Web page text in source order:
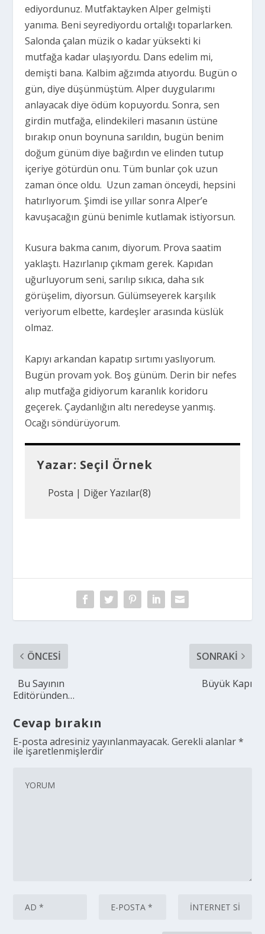
ediyordunuz. Mutfaktayken Alper gelmişti
yanıma. Beni seyrediyordu ortalığı toparlarken.
Salonda çalan müzik o kadar yüksekti ki
mutfağa kadar ulaşıyordu. Dans edelim mi,
demişti bana. Kalbim ağzımda atıyordu. Bugün o
gün, diye düşünmüştüm. Alper duygularımı
anlayacak diye ödüm kopuyordu. Sonra, sen
girdin mutfağa, elindekileri masanın üstüne
bırakıp onun boynuna sarıldın, bugün benim
doğum günüm diye bağırdın ve elinden tutup
içeriye götürdün onu. Tüm bunlar çok uzun
zaman önce oldu. Uzun zaman önceydi, hepsini
hatırlıyorum. Şimdi ise yıllar sonra Alper’e
kavuşacağın günü benimle kutlamak istiyorsun.
Kusura bakma canım, diyorum. Prova saatim
yaklaştı. Hazırlanıp çıkmam gerek. Kapıdan
uğurluyorum seni, sarılıp sıkıca, daha sık
görüşelim, diyorsun. Gülümseyerek karşılık
veriyorum elbette, kardeşler arasında küslük
olmaz.
Kapıyı arkandan kapatıp sırtımı yaslıyorum.
Bugün provam yok. Boş günüm. Derin bir nefes
alıp mutfağa gidiyorum karanlık koridoru
geçerek. Çaydanlığın altı neredeyse yanmış.
Ocağı söndürüyorum.
Yazar: Seçil Örnek
Posta | Diğer Yazılar(8)
ÖNCESI
Bu Sayının
Editöründen…
SONRAKI
Büyük Kapı
Cevap bırakın
E-posta adresiniz yayınlanmayacak. Gerekli alanlar*
ile işaretlenmişlerdir